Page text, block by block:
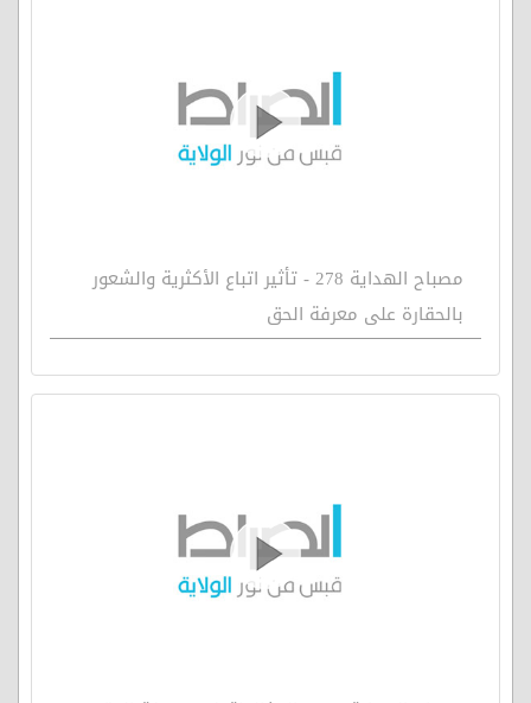
مصباح الهداية 278 - تأثير اتباع الأكثرية والشعور
بالحقارة على معرفة الحق